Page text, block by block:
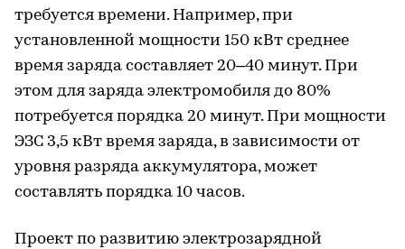
требуется времени. Например, при
установленной мощности 150 кВт среднее
время заряда составляет 20–40 минут. При
этом для заряда электромобиля до 80%
потребуется порядка 20 минут. При мощности
ЭЗС 3,5 кВт время заряда, в зависимости от
уровня разряда аккумулятора, может
составлять порядка 10 часов.
Проект по развитию электрозарядной